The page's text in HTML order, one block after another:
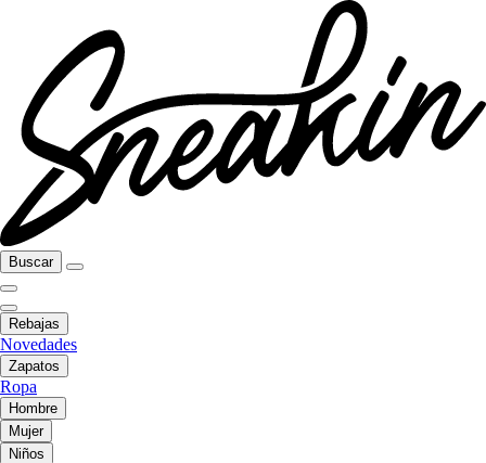
Buscar
Rebajas
Novedades
Zapatos
Ropa
Hombre
Mujer
Niños